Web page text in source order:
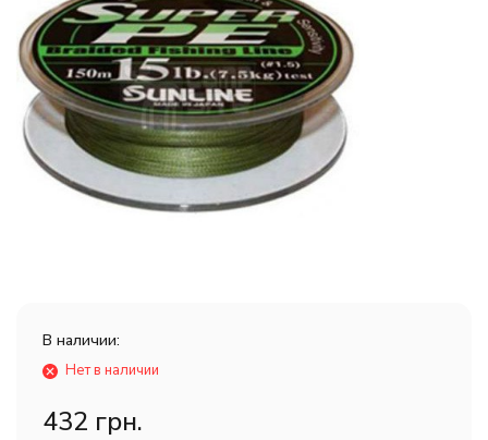
В наличии:
Нет в наличии
432 грн.